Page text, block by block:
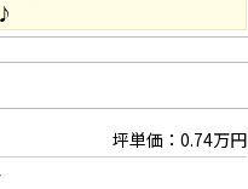
坪単価：0.74万円